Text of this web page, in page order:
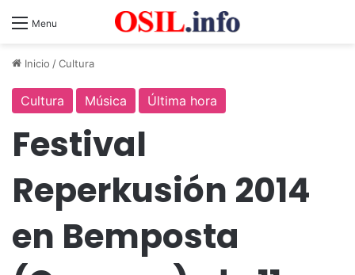
Menu
Inicio /Cultura
Cultura Música Última hora
Festival
Reperkusión 2014
en Bemposta